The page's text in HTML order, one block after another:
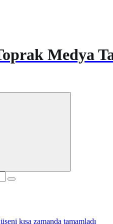
Medya
kısa zamanda tamamladı